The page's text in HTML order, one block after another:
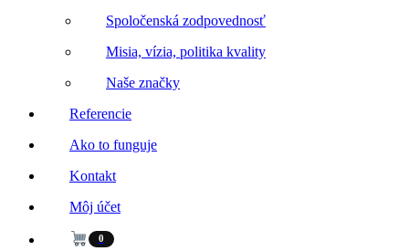
Spoločenská zodpovednosť
Misia, vízia, politika kvality
Naše značky
Referencie
Ako to funguje
Kontakt
Môj účet
0